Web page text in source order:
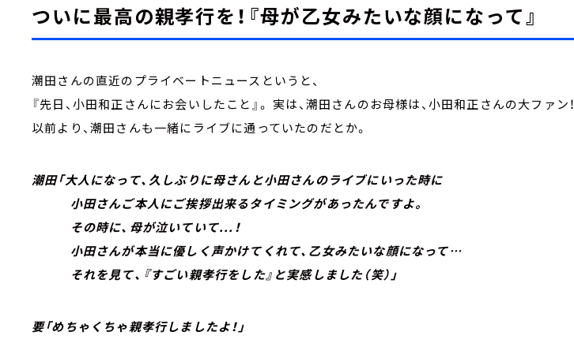
ついに最高の親孝行を！『母が乙女みたいな顔になって』
潮田さんの直近のプライベートニュースというと、
『先日、小田和正さんにお会いしたこと』。 実は、潮田さんのお母様は、小田和正さんの大ファン！
以前より、潮田さんも一緒にライブに通っていたのだとか。
潮田「大人になって、久しぶりに母さんと小田さんのライブにいった時に
小田さんご本人にご挨拶出来るタイミングがあったんですよ。
その時に、母が泣いていて...！
小田さんが本当に優しく声かけてくれて、乙女みたいな顔になって…
それを見て、『すごい親孝行をした』と実感しました（笑）」
要「めちゃくちゃ親孝行しましたよ！」